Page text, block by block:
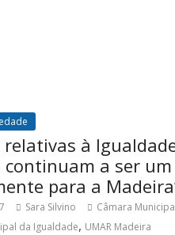
relativas à
continuam a ser um
para a
Sara Silvino
Câmara
da Igualdade, UMAR Madeira